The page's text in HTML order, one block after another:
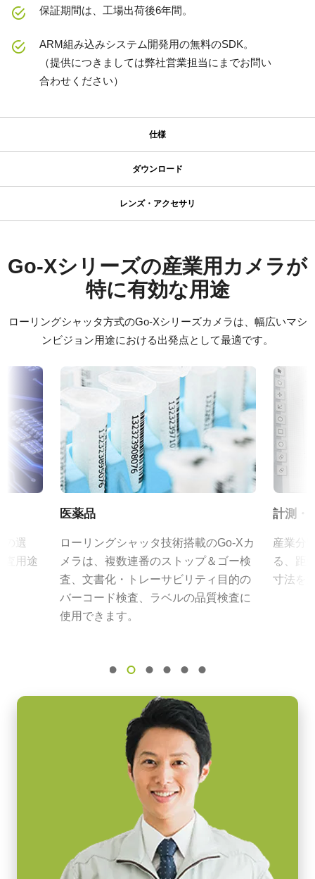
保証期間は、工場出荷後6年間。
ARM組み込みシステム開発用の無料のSDK。
（提供につきましては弊社営業担当にまでお問い
合わせください）
仕様
カメラタイプ
カラー／モノクロ
規格
12.2 MP
規格 横x縦
4016 x 3036 px
フレームレート/ラインレート
あり
インターフェース
GigE Vision 1-Cable (PoE)
1/1.7 inch
センササイズ 横x縦
ダウンロード
ダウンロード
データシート - GOX-12409-PGE
マニュアル - GOX-12409-PGE
ソフトウェア
eBUS SDK for JAI (64 bit)
証明書類
RoHS Declaration - GOX-12409C-PGE
CE Certificate - GOX-12409C-PGE
CAD file - GOX-PGE Series (Gen2)
Frame Rate Calculator - GOX-12409-PGE
レンズ・アクセサリ
JAI のコンパクト C マウントレンズは、JAI のマシンビジョンカメ
ラに搭載された最先端センサと組み合わせることで、優れた性能
とコストパフォーマンスを両立するよう設計されています。
ラインアップは、センサフォーマットに応じて 4mm から
75mm までの固定焦点レンズを取り揃えています。
えており、工場環境における信頼性の高い運用を可能にします。
特定のカメラモデルに対応するレンズについては、レンズカタロ
をダウンロードしてご覧ください。
JAIカメラ専用 ACアダプタ VA-
055シリーズ
*出力コネクタの形状によって型番が変わります。
ご注文の際にはBもしくはFをご指定ください。
定格出力電流：3A
動作湿度：20％～85％（但し結露なきこと）
外形寸法：43(W) ｘ 30(H) ｘ 112（D)mm （突起部除く）
質量：285g/277g ケーブル長：2.0m
出力コネクタB / F（型番）
MP-43 三脚マウント
三脚マウント プレート MP-43はGoシリーズに対応しています。
Go-Xシリーズの産業用カメラが
特に有効な用途
ローリングシャッタ方式のGo-Xシリーズカメラは、幅広いマシ
ンビジョン用途における出発点として最適です。
の選
査用途
医薬品
ローリングシャッタ技術搭載のGo-Xカ
メラは、複数連番のストップ＆ゴー検
査、文書化・トレーサビリティ目的の
バーコード検査、ラベルの品質検査に
使用できます。
計測・
産業分
る、距
寸法を